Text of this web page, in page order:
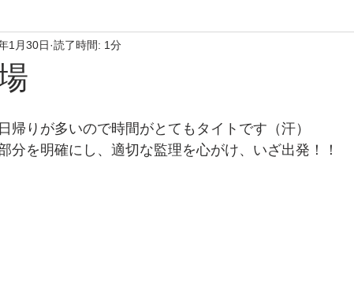
丘の家 清水町の家
1月30日 読了時間: 1分
帰りが多いので時間がとてもタイトです（汗）
分を明確にし、適切な監理を心がけ、いざ出発！！